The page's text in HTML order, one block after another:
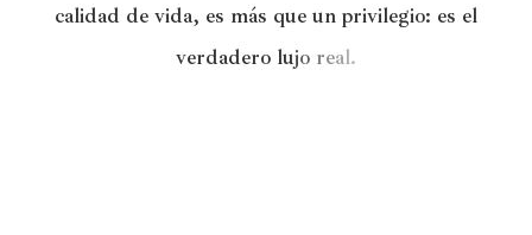
calidad de vida, es más que un privilegio: es el
verdadero lujo real.